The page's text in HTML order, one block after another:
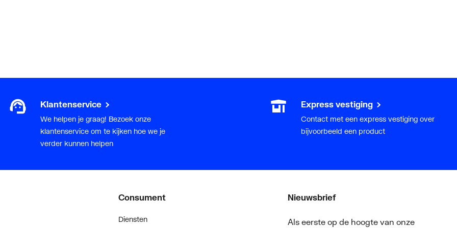
Klantenservice
We helpen je graag! Bezoek onze
klantenservice om te kijken hoe we je
verder kunnen helpen
Express vestiging
Contact met een express vestiging over
bijvoorbeeld een product
Consument
Diensten
Nieuwsbrief
Als eerste op de hoogte van onze